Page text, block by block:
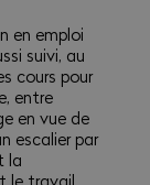
en emploi
suivi, au
cours pour
entre
en vue de
escalier par
la
le travail